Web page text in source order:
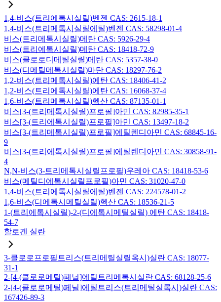
1,4-비스(트리에톡시실릴)벤젠 CAS: 2615-18-1
1,4-비스(트리메톡시실릴에틸)벤젠 CAS: 58298-01-4
비스(트리메톡시실릴)메탄 CAS: 5926-29-4
비스(트리에톡시실릴)메탄 CAS: 18418-72-9
비스(클로로디메틸실릴)메탄 CAS: 5357-38-0
비스(디메틸메톡시실릴)마탄 CAS: 18297-76-2
1,2-비스(트리메톡시실릴)에탄 CAS: 18406-41-2
1,2-비스(트리에톡시실릴)에탄 CAS: 16068-37-4
1,6-비스(트리메톡시실릴)헥산 CAS: 87135-01-1
비스[3-(트리메톡시실릴)프로필]아민 CAS: 82985-35-1
비스[3-(트리에톡시실릴)프로필]아민 CAS: 13497-18-2
비스[3-(트리메톡시실릴)프로필]에틸렌디아민 CAS: 68845-16-
9
비스[3-(트리에톡시실릴)프로필]에틸렌디아민 CAS: 30858-91-
4
N,N-비스(3-트리메톡시실릴프로필)우레아 CAS: 18418-53-6
비스(메틸디에톡시실릴프로필)아민 CAS: 31020-47-0
1,4-비스(트리에톡시실릴에틸)벤젠 CAS: 224578-01-2
1,6-비스(디에톡시메틸실릴)헥산 CAS: 18536-21-5
1-(트리에톡시실릴)-2-(디에톡시메틸실릴) 에탄 CAS: 18418-
54-7
할로겐 실란
3-클로로프로필트리스(트리메틸실릴옥시)실란 CAS: 18077-
31-1
2-[4-(클로로메틸)페닐]에틸트리메톡시실란 CAS: 68128-25-6
2-[4-(클로로메틸)페닐]에틸트리스(트리메틸실록시)실란 CAS:
167426-89-3